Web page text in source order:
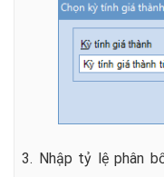
3. Nhập tỷ lệ phân